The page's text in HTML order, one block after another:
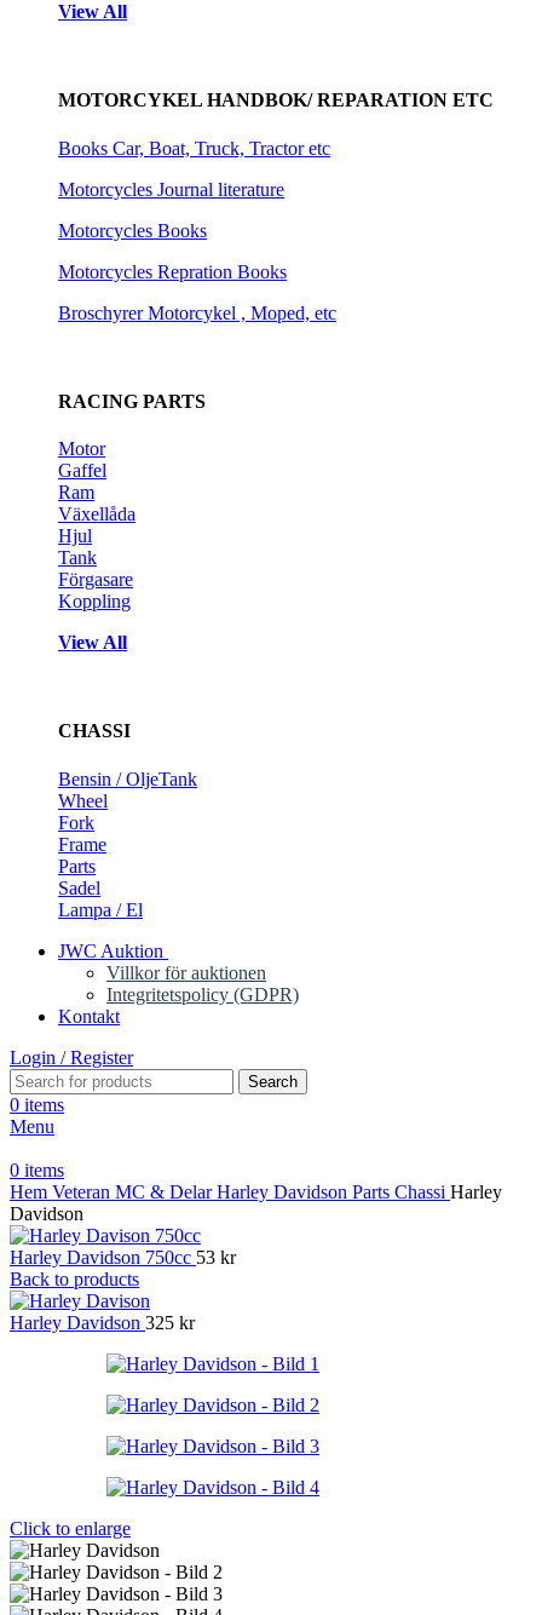
View All
MOTORCYKEL HANDBOK/ REPARATION ETC
Books Car, Boat, Truck, Tractor etc
Motorcycles Journal literature
Motorcycles Books
Motorcycles Repration Books
Broschyrer Motorcykel , Moped, etc
RACING PARTS
Motor
Gaffel
Ram
Växellåda
Hjul
Tank
Förgasare
Koppling
View All
CHASSI
Bensin / OljeTank
Wheel
Fork
Frame
Parts
Sadel
Lampa / El
JWC Auktion
Villkor för auktionen
Integritetspolicy (GDPR)
Kontakt
Login / Register
Search
0 items
Menu
0 items
Hem Veteran MC & DelarHarley Davidson Parts Chassi Harley
Davidson
Harley Davidson 750cc 53 kr
Back to products
Harley Davidson 325 kr
Click to enlarge